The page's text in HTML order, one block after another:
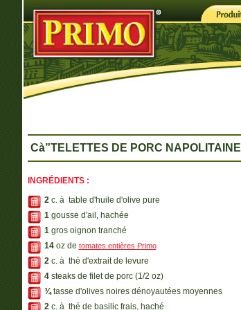
Cà”TELETTES DE PORC NAPOLITAINE
INGRÉDIENTS :
2 c. à table d'huile d'olive pure
1 gousse d'ail, hachée
1 gros oignon tranché
14 oz de tomates entières Primo
2 c. à thé d'extrait de levure
4 steaks de filet de porc (1/2 oz)
¾tasse d'olives noires dénoyautées moyennes
2 c. à thé de basilic frais, haché